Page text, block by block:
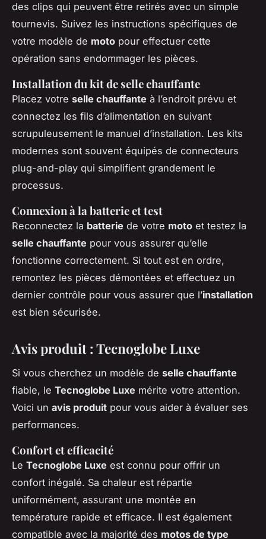
des clips qui peuvent être retirés avec un simple
tournevis. Suivez les instructions spécifiques de
votre modèle de moto pour effectuer cette
opération sans endommager les pièces.
Installation du kit de selle chauffante
Placez votre selle chauffante à l’endroit prévu et
connectez les fils d’alimentation en suivant
scrupuleusement le manuel d’installation. Les kits
modernes sont souvent équipés de connecteurs
plug-and-play qui simplifient grandement le
processus.
Connexion à la batterie et test
Reconnectez la batterie de votre moto et testez la
selle chauffante pour vous assurer qu’elle
fonctionne correctement. Si tout est en ordre,
remontez les pièces démontées et effectuez un
dernier contrôle pour vous assurer que l’installation
est bien sécurisée.
Avis produit : Tecnoglobe Luxe
Si vous cherchez un modèle de selle chauffante
fiable, le Tecnoglobe Luxe mérite votre attention.
Voici un avis produit pour vous aider à évaluer ses
performances.
Confort et efficacité
Le Tecnoglobe Luxe est connu pour offrir un
confort inégalé. Sa chaleur est répartie
uniformément, assurant une montée en
température rapide et efficace. Il est également
compatible avec la majorité des motos de type